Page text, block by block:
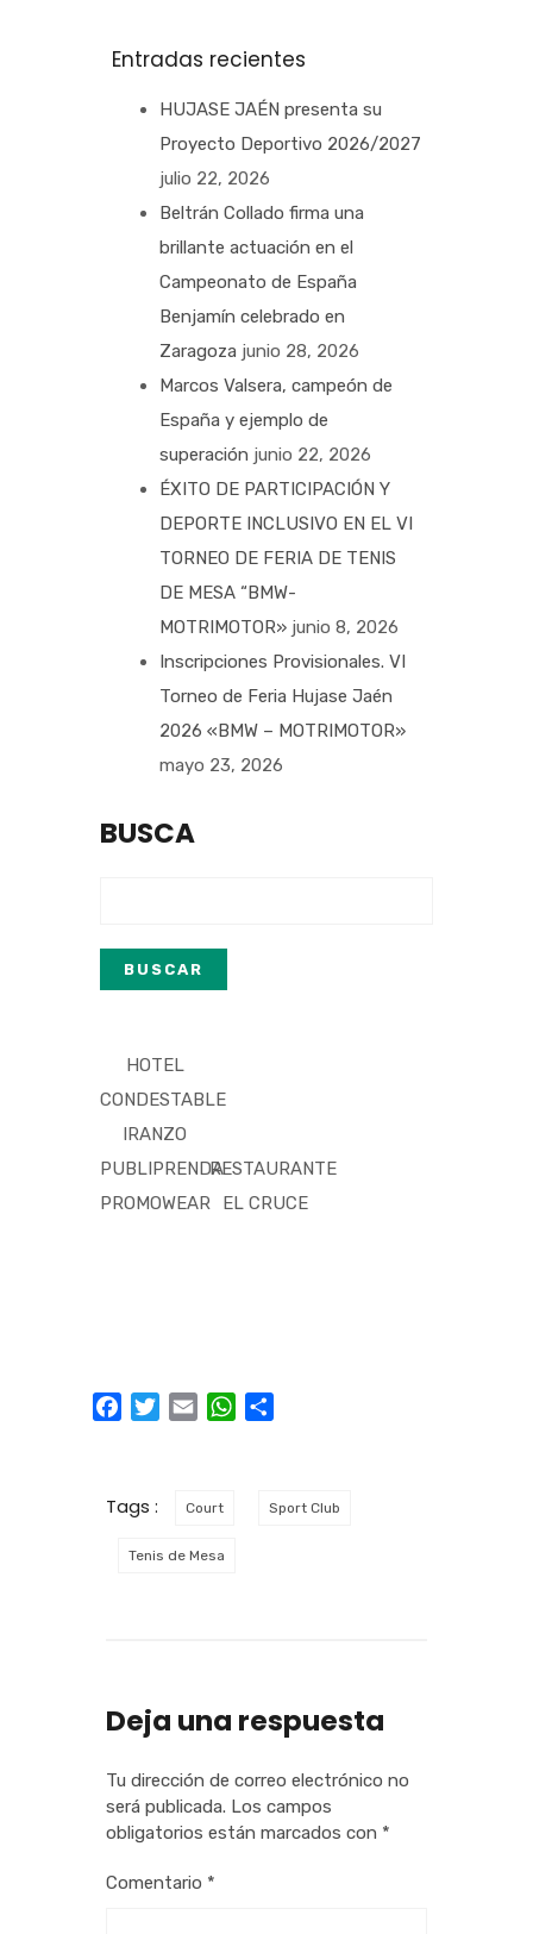
Entradas recientes
HUJASE JAÉN presenta su
Proyecto Deportivo 2026/2027
julio 22, 2026
Beltrán Collado firma una
brillante actuación en el
Campeonato de España
Benjamín celebrado en
Zaragoza junio 28, 2026
Marcos Valsera, campeón de
España y ejemplo de
superación junio 22, 2026
ÉXITO DE PARTICIPACIÓN Y
DEPORTE INCLUSIVO EN EL VI
TORNEO DE FERIA DE TENIS
DE MESA “BMW-
MOTRIMOTOR» junio 8, 2026
Inscripciones Provisionales. VI
Torneo de Feria Hujase Jaén
2026 «BMW – MOTRIMOTOR»
mayo 23, 2026
BUSCA
HOTEL
CONDESTABLE
IRANZO
PUBLIPRENDA
PROMOWEAR
RESTAURANTE
EL CRUCE
FacebookTwitter
Email WhatsApp
Tags : Court Sport Club
Tenis de Mesa
Deja una respuesta
Tu dirección de correo electrónico no
será publicada. Los campos
obligatorios están marcados con *
Comentario *